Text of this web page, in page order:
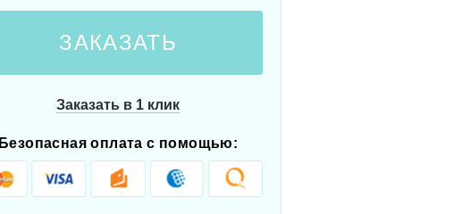
ЗАКАЗАТЬ
Заказать в 1 клик
Безопасная оплата с помощью: